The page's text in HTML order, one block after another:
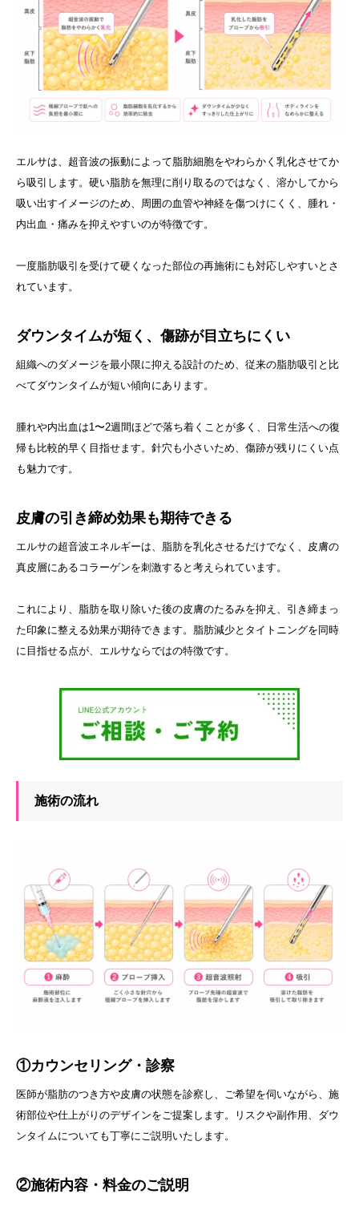
エルサは、超音波の振動によって脂肪細胞をやわらかく乳化させてか
ら吸引します。硬い脂肪を無理に削り取るのではなく、溶かしてから
吸い出すイメージのため、周囲の血管や神経を傷つけにくく、腫れ・
内出血・痛みを抑えやすいのが特徴です。
一度脂肪吸引を受けて硬くなった部位の再施術にも対応しやすいとさ
れています。
ダウンタイムが短く、傷跡が目立ちにくい
組織へのダメージを最小限に抑える設計のため、従来の脂肪吸引と比
べてダウンタイムが短い傾向にあります。
腫れや内出血は1〜2週間ほどで落ち着くことが多く、日常生活への復
帰も比較的早く目指せます。針穴も小さいため、傷跡が残りにくい点
も魅力です。
皮膚の引き締め効果も期待できる
エルサの超音波エネルギーは、脂肪を乳化させるだけでなく、皮膚の
真皮層にあるコラーゲンを刺激すると考えられています。
これにより、脂肪を取り除いた後の皮膚のたるみを抑え、引き締まっ
た印象に整える効果が期待できます。脂肪減少とタイトニングを同時
に目指せる点が、エルサならではの特徴です。
施術の流れ
①カウンセリング・診察
医師が脂肪のつき方や皮膚の状態を診察し、ご希望を伺いながら、施
術部位や仕上がりのデザインをご提案します。リスクや副作用、ダウ
ンタイムについても丁寧にご説明いたします。
②施術内容・料金のご説明